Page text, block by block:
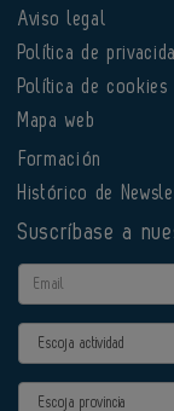
Aviso legal
Política de
Política de cookies
Mapa web
Formación
Histórico de
Suscríbase a
Email
Actividad
Provincia